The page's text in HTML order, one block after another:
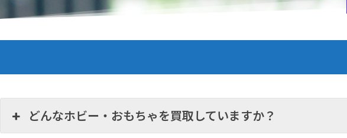
どんなホビー・おもちゃを買取していますか？